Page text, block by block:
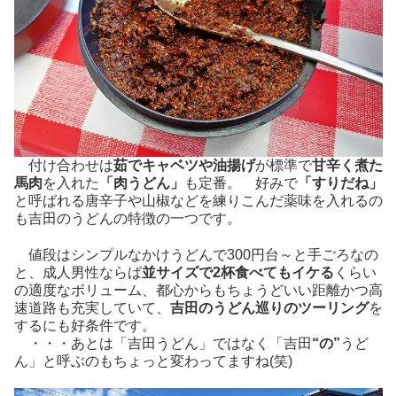
付け合わせは茹でキャベツや油揚げが標準で甘辛く煮た
馬肉を入れた 「肉うどん」 も定番。 好みで 「すりだね」
と呼ばれる唐辛子や山椒などを練りこんだ薬味を入れるの
も吉田のうどんの特徴の一つです。
値段はシンプルなかけうどんで300円台～と手ごろなの
と、成人男性ならば並サイズで2杯食べてもイケる くらい
の適度なボリューム、都心からもちょうどいい距離かつ高
速道路も充実していて、 吉田のうどん巡りのツーリングを
するにも好条件です。
・・・あとは「吉田うどん」ではなく「吉田 “の” うど
ん」と呼ぶのもちょっと変わってますね(笑)